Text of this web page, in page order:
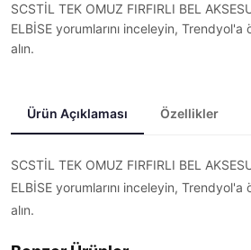
SCSTİL TEK OMUZ FIRFIRLI BEL
ELBİSE yorumlarını inceleyin,
alın.
Ürün Açıklaması Özellikler
SCSTİL TEK OMUZ FIRFIRLI BEL
ELBİSE yorumlarını inceleyin,
alın.